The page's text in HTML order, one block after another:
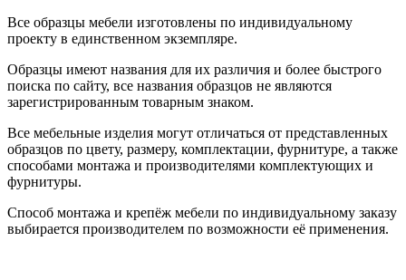
Все образцы мебели изготовлены по индивидуальному
проекту в единственном экземпляре.
Образцы имеют названия для их различия и более быстрого
поиска по сайту, все названия образцов не являются
зарегистрированным товарным знаком.
Все мебельные изделия могут отличаться от представленных
образцов по цвету, размеру, комплектации, фурнитуре, а также
способами монтажа и производителями комплектующих и
фурнитуры.
Способ монтажа и крепёж мебели по индивидуальному заказу
выбирается производителем по возможности её применения.